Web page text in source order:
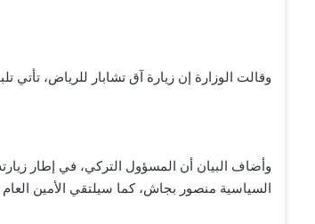
وقالت الوزارة إن زيارة آق تشابار للرياض،
وأضاف البيان أن المسؤول التركي، في إطار
السياسية منصور بجاش، كما سيلتقي الأمين